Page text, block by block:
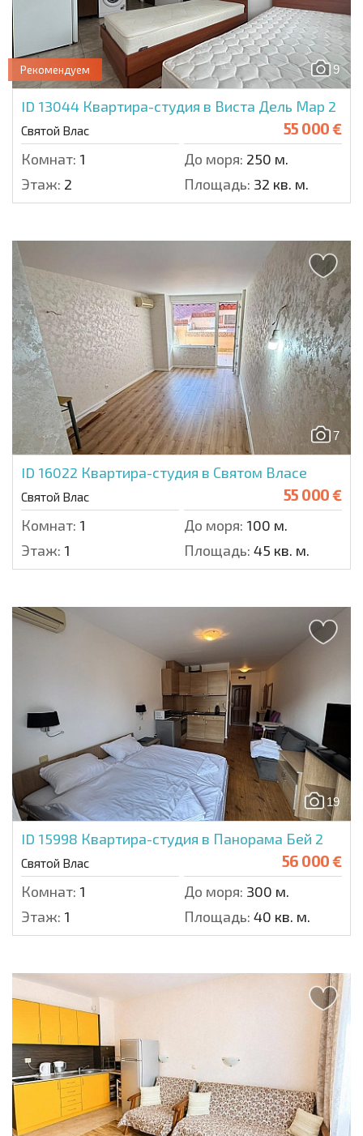
9
Рекомендуем
ID 13044 Квартира-студия в Виста Дель Мар 2
Святой Влас 55 000 €
Комнат: 1 До моря: 250 м.
Этаж: 2 Площадь: 32 кв. м.
7
ID 16022 Квартира-студия в Святом Власе
Святой Влас 55 000 €
Комнат: 1 До моря: 100 м.
Этаж: 1 Площадь: 45 кв. м.
19
ID 15998 Квартира-студия в Панорама Бей 2
Святой Влас 56 000 €
Комнат: 1 До моря: 300 м.
Этаж: 1 Площадь: 40 кв. м.